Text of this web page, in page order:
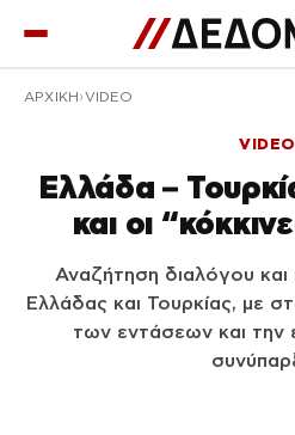
ΑΡΧΙΚΉ VIDEO
VIDEO
Ελλάδα –
και οι
Αναζήτηση διαλόγου
Ελλάδας και Τουρκίας, με
των εντάσεων και την